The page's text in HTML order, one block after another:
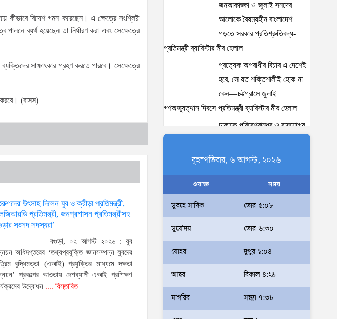
কীভাবে বিদেশ গমন করেছেন। এ ক্ষেত্রে সংশ্লিষ্ট
ব্যর্থ হয়েছেন তা নির্ধারণ করা এবং সেক্ষেত্রে
সাক্ষাৎকার গ্রহণ করতে পারবে। সেক্ষেত্রে
করবে। (বাসস)
উৎসাহ দিলেন যুব ও ক্রীড়া প্রতিমন্ত্রী,
প্রতিমন্ত্রী, জনপ্রশাসন প্রতিমন্ত্রীসহ
সংসদ সদস্যরা’
বগুড়া, ০২ আগস্ট ২০২৬ : যুব
অধিদপ্তরের ‘তথ্যপ্রযুক্তি জ্ঞানসম্পন্ন যুবদের
বুদ্ধিমত্তা (এআই) প্রযুক্তির মাধ্যমে দক্ষতা
প্রকল্পের আওতায় দেশব্যাপী এআই প্রশিক্ষণ
উদ্বোধন.... বিস্তারিত
জনআকাঙ্ক্ষা ও জুলাই সনদের
আলোকে বৈষম্যহীন বাংলাদেশ
গড়তে সরকার প্রতিশ্রুতিবদ্ধ-
প্রতিমন্ত্রী ব্যারিস্টার মীর হেলাল
প্রত্যেক অপরাধীর বিচার এ দেশেই
হবে, সে যত শক্তিশালীই হোক না
কেন—চট্টগ্রামে জুলাই
গণঅভ্যুত্থান দিবসে প্রতিমন্ত্রী ব্যারিস্টার মীর হেলাল
ঢাকাকে পরিবেশবান্ধব ও বাসযোগ্য
নাগরিকদের দায়িত্বশীল ভূমিকা
পালন করতে হবে: স্থানীয় সরকার প্রতিমন্ত্রী মীর শাহে
ব্যারিস্টার মীর হেলাল
কার্যকর উদ্যোগ নেয়ার আহ্বান
পার্বত্য প্রতিমন্ত্রীর
বৃহস্পতিবার, ৬ আগস্ট, ২০২৬
ওয়াক্ত সময়
সুবহে সাদিক ভোর ৫:০৮
সূর্যোদয় ভোর ৬:৩০
যোহর দুপুর ১:০৪
আছর বিকাল ৪:২৯
মাগরিব সন্ধ্যা ৭:৩৮